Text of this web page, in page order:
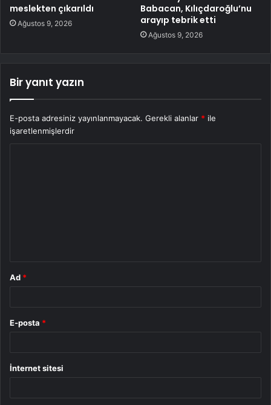
meslekten çıkarıldı
Ağustos 9, 2026
Babacan, Kılıçdaroğlu’nu
arayıp tebrik etti
Ağustos 9, 2026
Bir yanıt yazın
E-posta adresiniz yayınlanmayacak. Gerekli alanlar * ile
işaretlenmişlerdir
Ad *
E-posta *
İnternet sitesi